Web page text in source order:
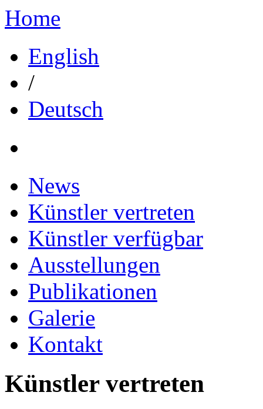
Home
English
/
Deutsch
News
Künstler vertreten
Künstler verfügbar
Ausstellungen
Publikationen
Galerie
Kontakt
Künstler vertreten